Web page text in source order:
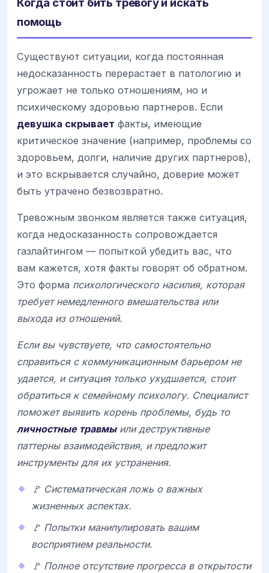
помощь
Существуют ситуации, когда постоянная
недосказанность перерастает в патологию и
угрожает не только отношениям, но и
психическому здоровью партнеров. Если
девушка скрывает факты, имеющие
критическое значение (например, проблемы со
здоровьем, долги, наличие других партнеров),
и это вскрывается случайно, доверие может
быть утрачено безвозвратно.
Тревожным звонком является также ситуация,
когда недосказанность сопровождается
газлайтингом — попыткой убедить вас, что
вам кажется, хотя факты говорят об обратном.
Это форма психологического насилия, которая
требует немедленного вмешательства или
выхода из отношений.
Если вы чувствуете, что самостоятельно
справиться с коммуникационным барьером не
удается, и ситуация только ухудшается, стоит
обратиться к семейному психологу. Специалист
поможет выявить корень проблемы, будь то
личностные травмыили деструктивные
паттерны взаимодействия, и предложит
инструменты для их устранения.
🚩 Систематическая ложь о важных
жизненных аспектах.
🚩 Попытки манипулировать вашим
восприятием реальности.
🚩 Полное отсутствие прогресса в открытости